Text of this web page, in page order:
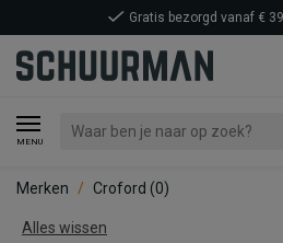
MENU
Gratis bezorgd vanaf €
Merken Croford (0)
Alles wissen